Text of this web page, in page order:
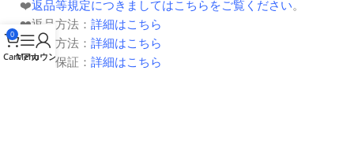
❤️返品等規定につきましてはこちらをご覧ください。
❤️返品方法： 詳細はこちら
❤️交換方法： 詳細はこちら
❤️返金保証 ： 詳細はこちら
0
CartMenu
アカウント